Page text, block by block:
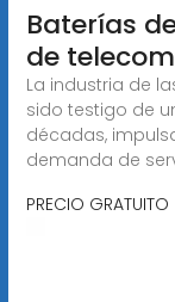
Baterías
de
La industria de
sido testigo de
décadas,
demanda de
PRECIO GRATUITO